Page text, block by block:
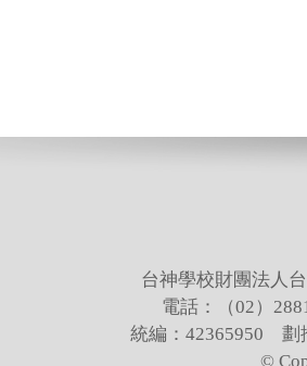
台神學校財團法人
電話：（02）
統編：42365950 劃
©